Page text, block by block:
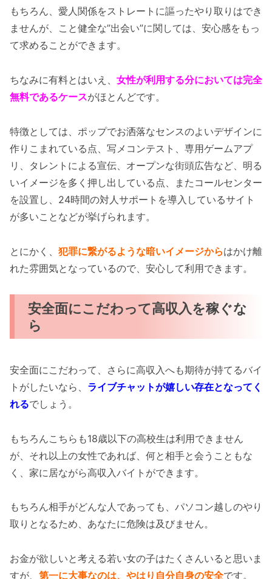
もちろん、愛人関係をストレートに謳ったやり取りはでき
ませんが、こと健全な”出会い”に関しては、安心感をもっ
て求めることができます。
ちなみに有料とはいえ、 女性が利用する分においては完全
無料であるケースがほとんどです。
特徴としては、ポップでお洒落なセンスのよいデザインに
作りこまれている点、写メコンテスト、専用ゲームアプ
リ、タレントによる宣伝、オープンな街頭広告など、明る
いイメージを多く押し出している点、またコールセンター
を設置し、24時間の対人サポートを導入しているサイト
が多いことなどが挙げられます。
とにかく、 犯罪に繋がるような暗いイメージからはかけ離
れた雰囲気となっているので、安心して利用できます。
安全面にこだわって高収入を稼ぐな
ら
安全面にこだわって、さらに高収入へも期待が持てるバイ
トがしたいなら、 ライブチャットが嬉しい存在となってく
れるでしょう。
もちろんこちらも18歳以下の高校生は利用できません
が、それ以上の女性であれば、何と相手と会うこともな
く、家に居ながら高収入バイトができます。
もちろん相手がどんな人であっても、パソコン越しのやり
取りとなるため、あなたに危険は及びません。
お金が欲しいと考える若い女の子はたくさんいると思いま
すが、 第一に大事なのは、やはり自分自身の安全です。